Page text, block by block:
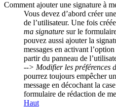
Comment ajouter une signature à
Vous devez d’abord créer
de l’utilisateur. Une fois
ma signature sur le
pouvez aussi ajouter la
messages en activant
partir du panneau de
--> Modifier les préférences
pourrez toujours empêcher
message en décochant la case
formulaire de rédaction de
Haut